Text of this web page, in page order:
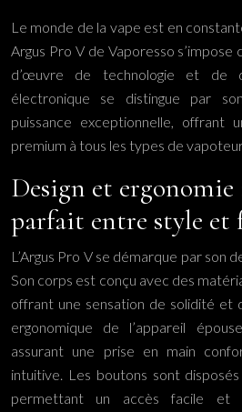
Le monde de la vape est en
Argus Pro V de Vaporesso
d’œuvre de technologie et de
électronique se distingue par
puissance exceptionnelle, offrant
premium à tous les types de
Design et
parfait entre style
L’Argus Pro V se démarque par son
Son corps est conçu avec des
offrant une sensation de solidité et
ergonomique de l’appareil
assurant une prise en main
intuitive. Les boutons sont
permettant un accès facile et